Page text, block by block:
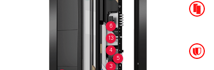
3
4
5
6
13